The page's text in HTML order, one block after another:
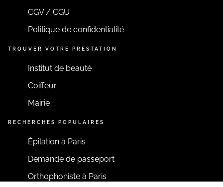
CGV / CGU
Politique de confidentialité
TROUVER VOTRE PRESTATION
Institut de beauté
Coiffeur
Mairie
RECHERCHES POPULAIRES
Épilation à Paris
Demande de passeport
Orthophoniste à Paris